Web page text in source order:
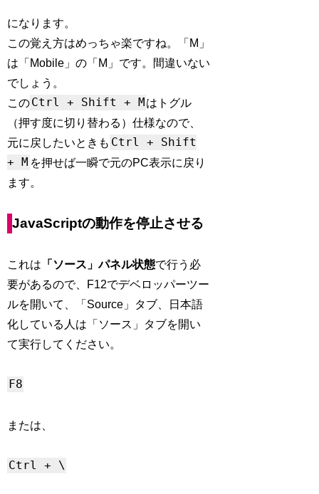
になります。
この覚え方はめっちゃ楽ですね。「M」
は「Mobile」の「M」です。間違いない
でしょう。
このCtrl + Shift + Mはトグル
（押す度に切り替わる）仕様なので、
元に戻したいときも Ctrl + Shift
+ M を押せば一瞬で元のPC表示に戻り
ます。
JavaScriptの動作を停止させる
これは 「ソース」パネル状態で行う必
要があるので、F12でデベロッパーツー
ルを開いて、「Source」タブ、日本語
化している人は「ソース」タブを開い
て実行してください。
F8
または、
Ctrl + \